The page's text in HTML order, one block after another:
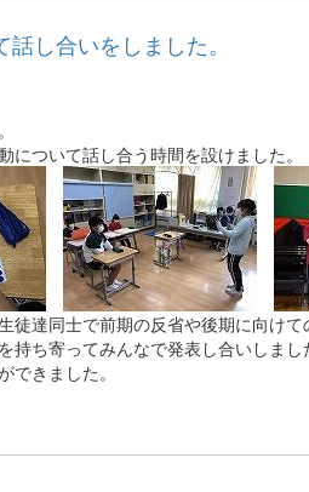
し合いをしました。
ついて話し合う時間を設けました。
達同士で前期の反省や後期に向けて
持ち寄ってみんなで発表し合いしま
きました。